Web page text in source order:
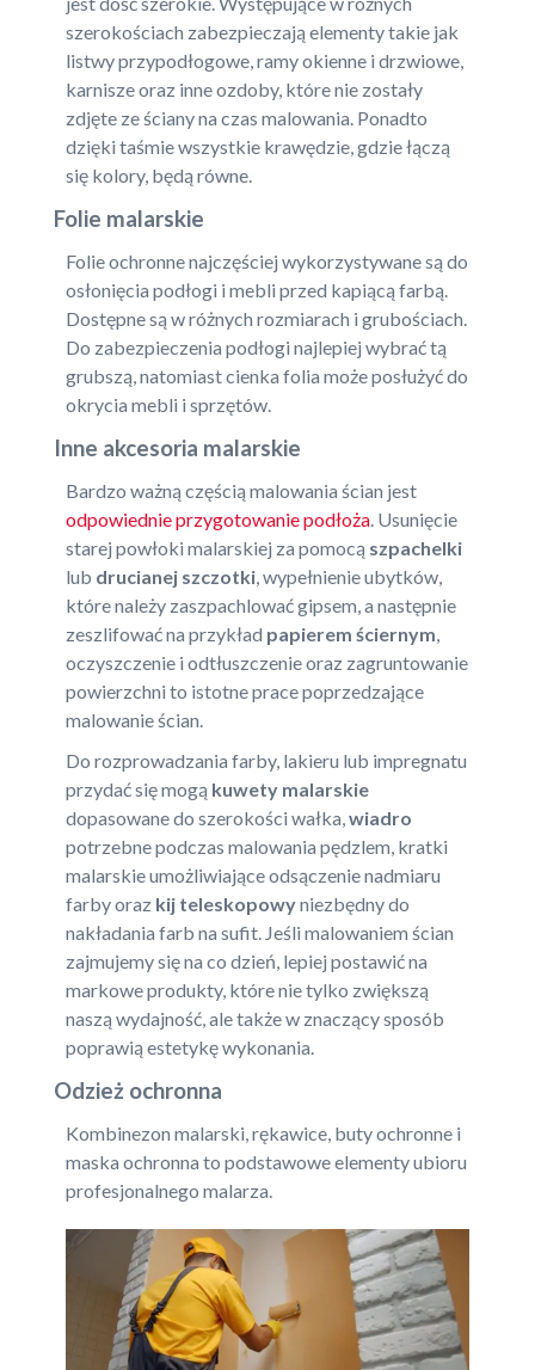
szerokościach zabezpieczają elementy takie jak
listwy przypodłogowe, ramy okienne i drzwiowe,
karnisze oraz inne ozdoby, które nie zostały
zdjęte ze ściany na czas malowania. Ponadto
dzięki taśmie wszystkie krawędzie, gdzie łączą
się kolory, będą równe.
Folie malarskie
Folie ochronne najczęściej wykorzystywane są do
osłonięcia podłogi i mebli przed kapiącą farbą.
Dostępne są w różnych rozmiarach i grubościach.
Do zabezpieczenia podłogi najlepiej wybrać tą
grubszą, natomiast cienka folia może posłużyć do
okrycia mebli i sprzętów.
Inne akcesoria malarskie
Bardzo ważną częścią malowania ścian jest
odpowiednie przygotowanie podłoża . Usunięcie
starej powłoki malarskiej za pomocą szpachelki
lub drucianej szczotki , wypełnienie ubytków,
które należy zaszpachlować gipsem, a następnie
zeszlifować na przykład papierem ściernym
oczyszczenie i odtłuszczenie oraz zagruntowanie
powierzchni to istotne prace poprzedzające
malowanie ścian.
Do rozprowadzania farby, lakieru lub impregnatu
przydać się mogą kuwety malarskie
dopasowane do szerokości wałka, wiadro
potrzebne podczas malowania pędzlem, kratki
malarskie umożliwiające odsączenie nadmiaru
farby oraz kij teleskopowyniezbędny do
nakładania farb na sufit. Jeśli malowaniem ścian
zajmujemy się na co dzień, lepiej postawić na
markowe produkty, które nie tylko zwiększą
naszą wydajność, ale także w znaczący sposób
poprawią estetykę wykonania.
Odzież ochronna
Kombinezon malarski, rękawice, buty ochronne i
maska ochronna to podstawowe elementy ubioru
profesjonalnego malarza.